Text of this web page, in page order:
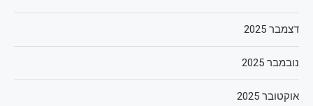
דצמבר 2025
נובמבר 2025
אוקטובר 2025